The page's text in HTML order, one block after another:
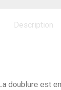
Description
doublure est